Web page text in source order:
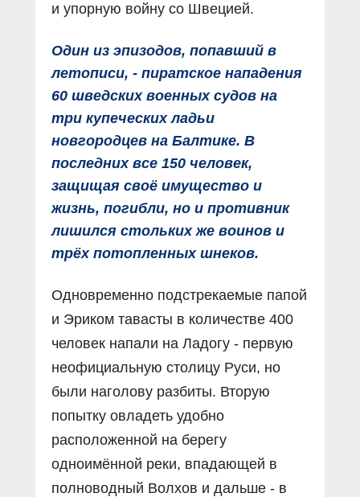
и упорную войну со Швецией.
Один из эпизодов, попавший в
летописи, - пиратское нападения
60 шведских военных судов на
три купеческих ладьи
новгородцев на Балтике. В
последних все 150 человек,
защищая своё имущество и
жизнь, погибли, но и противник
лишился стольких же воинов и
трёх потопленных шнеков.
Одновременно подстрекаемые папой
и Эриком тавасты в количестве 400
человек напали на Ладогу - первую
неофициальную столицу Руси, но
были наголову разбиты. Вторую
попытку овладеть удобно
расположенной на берегу
одноимённой реки, впадающей в
полноводный Волхов и дальше - в